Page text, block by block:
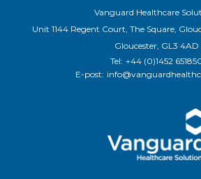
Vanguard Healthcare
Unit 1144 Regent Court, The Square,
Gloucester, GL3 4AD
Tel: +44 (0)1452
E-post: